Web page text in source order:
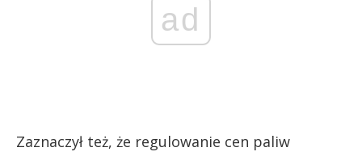
ad
Zaznaczył też, że regulowanie cen paliw